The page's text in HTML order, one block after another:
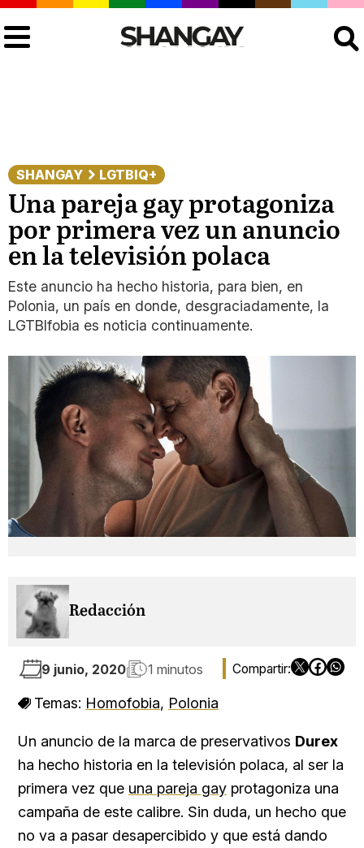
SHANGAY LGTBIQ+
Una pareja gay protagoniza
por primera vez un anuncio
en la televisión polaca
Este anuncio ha hecho historia, para bien, en
Polonia, un país en donde, desgraciadamente, la
LGTBIfobia es noticia continuamente.
Redacción
9 junio, 2020 1 minutos
Temas: Homofobia, Polonia
Un anuncio de la marca de preservativos Durex
ha hecho historia en la televisión polaca, al ser la
primera vez que una pareja gay protagoniza una
campaña de este calibre. Sin duda, un hecho que
no va a pasar desapercibido y que está dando